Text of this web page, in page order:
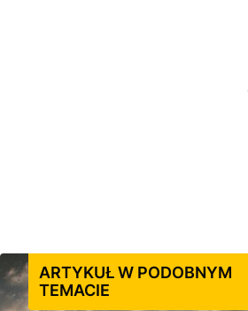
ARTYKUŁ W PODOBNYM
TEMACIE